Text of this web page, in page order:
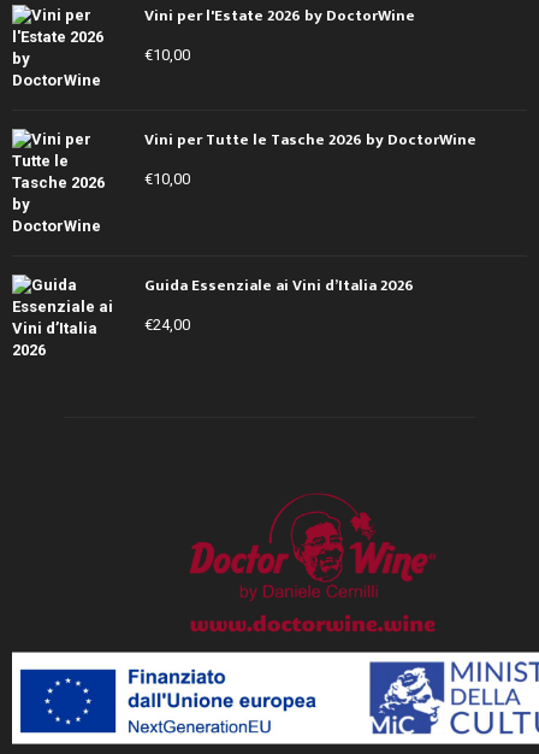
Vini per l'Estate 2026 by DoctorWine
€10,00
Vini per Tutte le Tasche 2026 by DoctorWine
€10,00
Guida Essenziale ai Vini d’Italia 2026
€24,00